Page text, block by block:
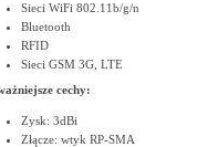
Sieci WiFi 802.11b/g/n
Bluetooth
RFID
Sieci GSM 3G, LTE
cechy:
Zysk: 3dBi
Złącze: wtyk RP-SMA